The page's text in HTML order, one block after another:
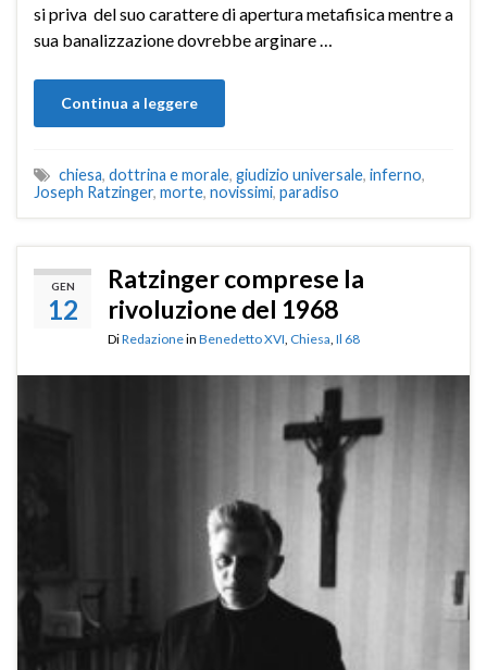
si priva del suo carattere di apertura metafisica mentre a
sua banalizzazione dovrebbe arginare …
Continua a leggere
chiesa, dottrina e morale, giudizio universale, inferno,
Joseph Ratzinger, morte, novissimi, paradiso
GEN
12
Ratzinger comprese la
rivoluzione del 1968
DiRedazionein Benedetto XVI, Chiesa, Il 68